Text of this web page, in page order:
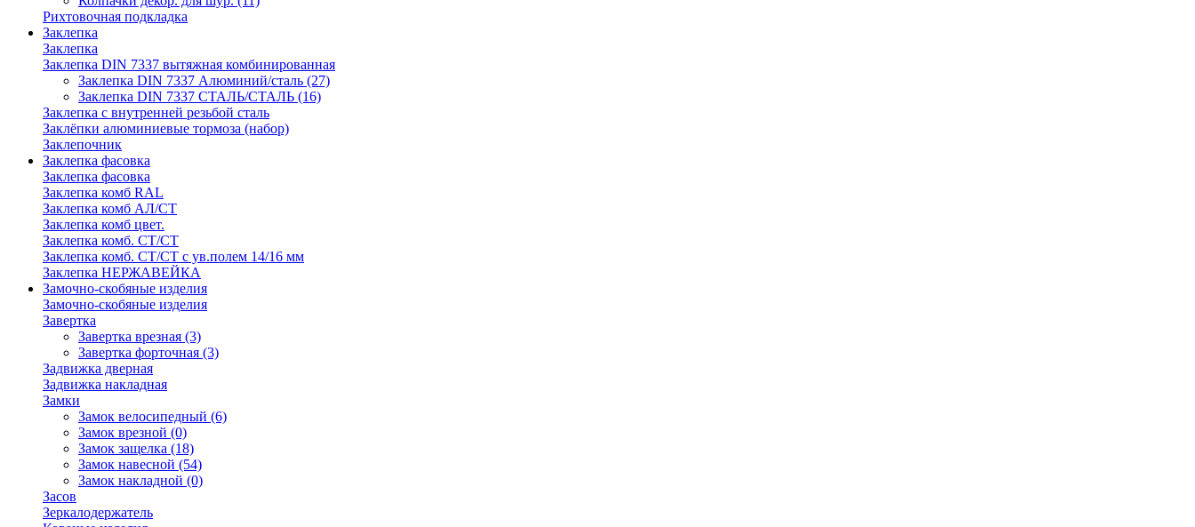
Рихтовочная подкладка
Заклепка
Заклепка
Заклепка DIN 7337 вытяжная комбинированная
Заклепка DIN 7337 Алюминий/сталь (27)
Заклепка DIN 7337 СТАЛЬ/СТАЛЬ (16)
Заклепка с внутренней резьбой сталь
Заклёпки алюминиевые тормоза (набор)
Заклепочник
Заклепка фасовка
Заклепка фасовка
Заклепка комб RAL
Заклепка комб АЛ/СТ
Заклепка комб цвет.
Заклепка комб. СТ/СТ
Заклепка комб. СТ/СТ с ув.полем 14/16 мм
Заклепка НЕРЖАВЕЙКА
Замочно-скобяные изделия
Замочно-скобяные изделия
Завертка
Завертка врезная (3)
Завертка форточная (3)
Задвижка дверная
Задвижка накладная
Замки
Замок велосипедный (6)
Замок врезной (0)
Замок защелка (18)
Замок навесной (54)
Замок накладной (0)
Засов
Зеркалодержатель